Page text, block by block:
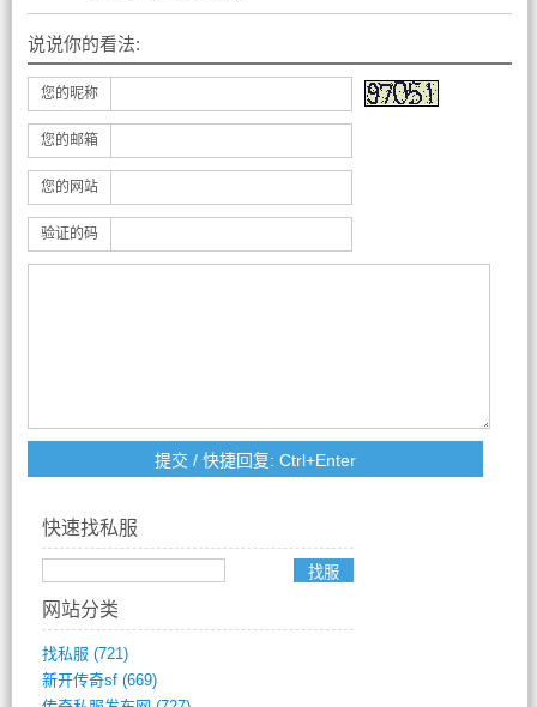
说说你的看法:
您的昵称
您的邮箱
您的网站
验证的码
快速找私服
网站分类
找私服 (721)
新开传奇sf(669)